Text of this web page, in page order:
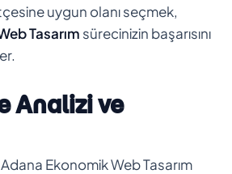
uygun olanı seçmek,
Tasarım sürecinizin başarısını
Analizi ve
Ekonomik Web Tasarım